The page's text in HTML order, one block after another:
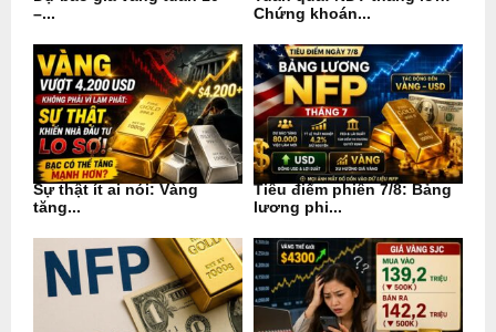
–...
Chứng khoán...
Sự thật ít ai nói: Vàng
tăng...
Tiêu điểm phiên 7/8: Bảng
lương phi...